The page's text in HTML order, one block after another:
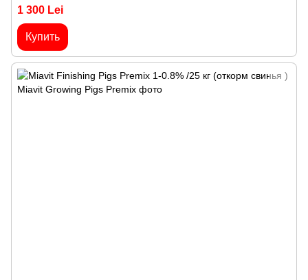
1 300 Lei
Купить